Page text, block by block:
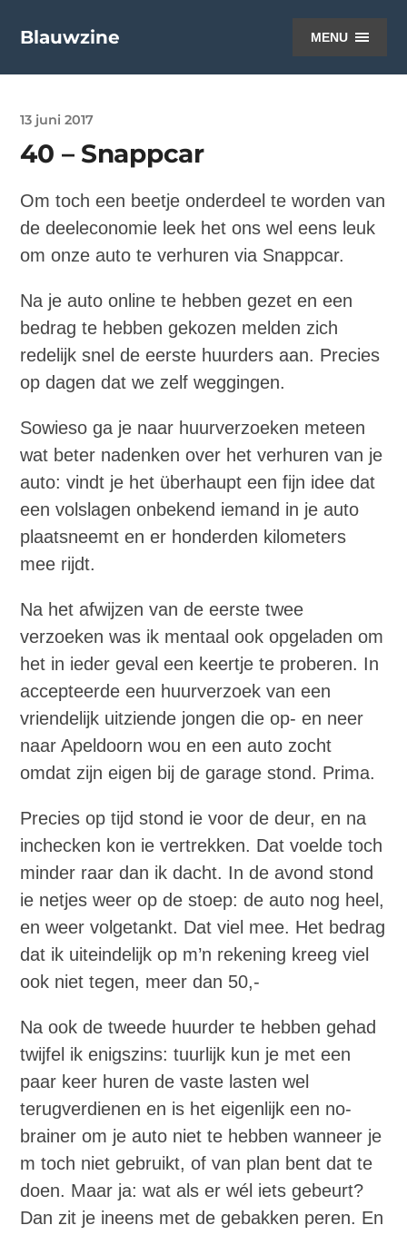
Blauwzine MENU
13 juni 2017
40 – Snappcar
Om toch een beetje onderdeel te worden van
de deeleconomie leek het ons wel eens leuk
om onze auto te verhuren via Snappcar.
Na je auto online te hebben gezet en een
bedrag te hebben gekozen melden zich
redelijk snel de eerste huurders aan. Precies
op dagen dat we zelf weggingen.
Sowieso ga je naar huurverzoeken meteen
wat beter nadenken over het verhuren van je
auto: vindt je het überhaupt een fijn idee dat
een volslagen onbekend iemand in je auto
plaatsneemt en er honderden kilometers
mee rijdt.
Na het afwijzen van de eerste twee
verzoeken was ik mentaal ook opgeladen om
het in ieder geval een keertje te proberen. In
accepteerde een huurverzoek van een
vriendelijk uitziende jongen die op- en neer
naar Apeldoorn wou en een auto zocht
omdat zijn eigen bij de garage stond. Prima.
Precies op tijd stond ie voor de deur, en na
inchecken kon ie vertrekken. Dat voelde toch
minder raar dan ik dacht. In de avond stond
ie netjes weer op de stoep: de auto nog heel,
en weer volgetankt. Dat viel mee. Het bedrag
dat ik uiteindelijk op m’n rekening kreeg viel
ook niet tegen, meer dan 50,-
Na ook de tweede huurder te hebben gehad
twijfel ik enigszins: tuurlijk kun je met een
paar keer huren de vaste lasten wel
terugverdienen en is het eigenlijk een no-
brainer om je auto niet te hebben wanneer je
m toch niet gebruikt, of van plan bent dat te
doen. Maar ja: wat als er wél iets gebeurt?
Dan zit je ineens met de gebakken peren. En